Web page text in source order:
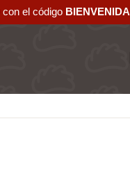
con el código ‪ BIENVENIDA‬